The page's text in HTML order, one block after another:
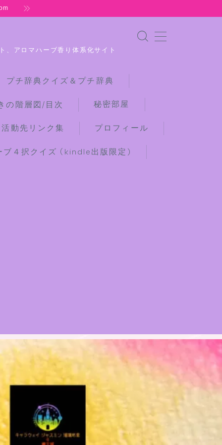
、アロマハーブ香り体系化サイト
チ辞典クイズ＆プチ辞典
の階層図/目次 秘密部屋
動先リンク集 プロフィール
４択クイズ (kindle出版限定)